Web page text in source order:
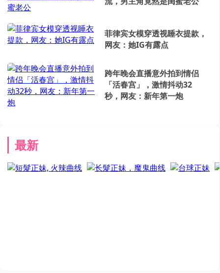
菲律宾女模穿透视睡衣提款，
网友：她IG有露点
跨年晚会直播意外拍到情侣
「活春宫」，激情抖动32
秒，网友：新年第一炮
最新